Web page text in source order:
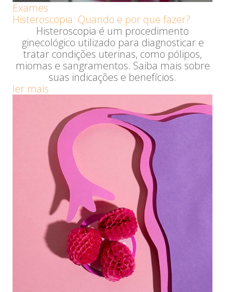
Exames
Histeroscopia: Quando e por que fazer?
Histeroscopia é um procedimento
ginecológico utilizado para diagnosticar e
tratar condições uterinas, como pólipos,
miomas e sangramentos. Saiba mais sobre
suas indicações e benefícios.
ler mais